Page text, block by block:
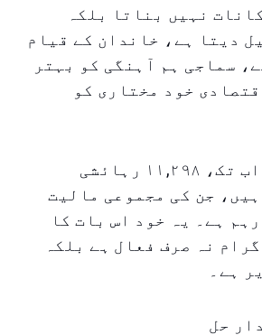
نہیں بناتا بلکہ
دیتا ہے، خاندان کے قیام
سماجی ہم آہنگی کو بہتر
خود مختاری کو
جولائی ۲۰۲۲ سے اب تک، ۱۱,۲۹۸ رہائشی
جن کی مجموعی مالیت
۹ ارب درہم ہے۔ یہ خود اس بات کا
نہ صرف فعال ہے بلکہ
ہے۔
حل